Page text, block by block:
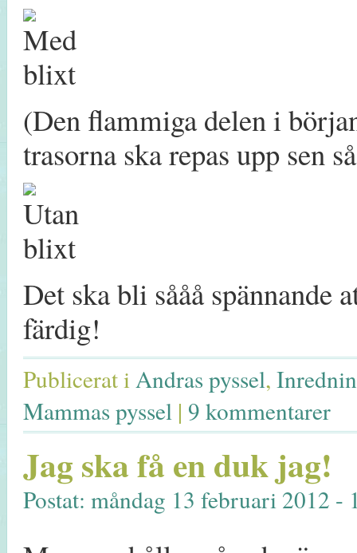
(Den flammiga delen i
trasorna ska repas upp sen
Det ska bli sååå spännande
färdig!
Publicerat iAndras pyssel,
Mammas pyssel | 9 kommentarer
Jag ska få en duk jag!
Postat: måndag 13 februari 2012 -